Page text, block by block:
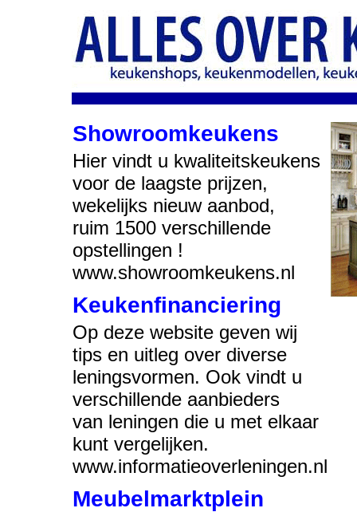
Showroomkeukens
Hier vindt u kwaliteitskeukens
voor de laagste prijzen,
wekelijks nieuw aanbod,
ruim 1500 verschillende
opstellingen !
www.showroomkeukens.nl
Keukenfinanciering
Op deze website geven wij
tips en uitleg over diverse
leningsvormen. Ook vindt u
verschillende aanbieders
van leningen die u met elkaar
kunt vergelijken.
www.informatieoverleningen.nl
Meubelmarktplein